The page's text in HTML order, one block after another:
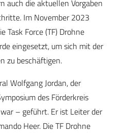
auch die aktuellen Vorgaben
Im November 2023
Task Force (TF) Drohne
eingesetzt, um sich mit der
zu beschäftigen.
Wolfgang Jordan, der
des Förderkreis
– geführt. Er ist Leiter der
Heer. Die TF Drohne